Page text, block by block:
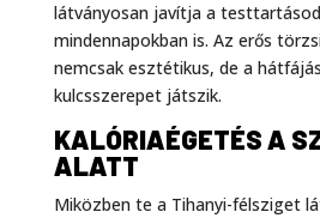
látványosan javítja a
mindennapokban is. Az erős
nemcsak esztétikus, de a
kulcsszerepet játszik.
KALÓRIAÉGETÉS A
ALATT
Miközben te a Tihanyi-félsziget